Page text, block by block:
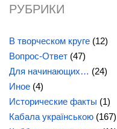
РУБРИКИ
В творческом круге (12)
Вопрос-Ответ (47)
Для начинающих… (24)
Иное (4)
Исторические факты (1)
Кабала українською (167)